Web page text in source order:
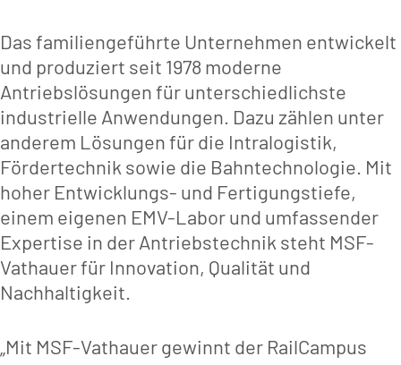
Das familiengeführte Unternehmen entwickelt
und produziert seit 1978 moderne
Antriebslösungen für unterschiedlichste
industrielle Anwendungen. Dazu zählen unter
anderem Lösungen für die Intralogistik,
Fördertechnik sowie die Bahntechnologie. Mit
hoher Entwicklungs- und Fertigungstiefe,
einem eigenen EMV-Labor und umfassender
Expertise in der Antriebstechnik steht MSF-
Vathauer für Innovation, Qualität und
Nachhaltigkeit.
„Mit MSF-Vathauer gewinnt der RailCampus